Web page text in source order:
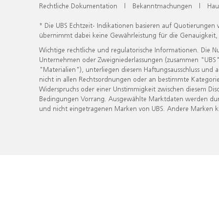
Rechtliche Dokumentation | Bekanntmachungen |
* Die UBS Echtzeit- Indikationen basieren auf
übernimmt dabei keine Gewährleistung für die
Wichtige rechtliche und regulatorische Informationen. Die
Unternehmen oder Zweigniederlassungen (zusammen
"Materialien"), unterliegen diesem Haftungsausschluss
nicht in allen Rechtsordnungen oder an bestimmte
Widerspruchs oder einer Unstimmigkeit zwischen diesem
Bedingungen Vorrang. Ausgewählte Marktdaten werden
und nicht eingetragenen Marken von UBS. Andere Marken